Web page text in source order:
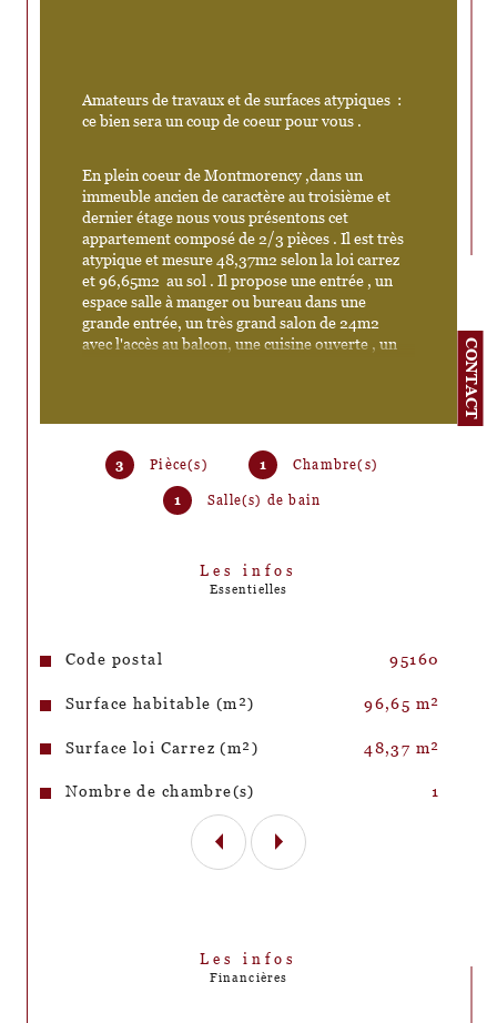
CONTACT
3 Pièce(s) 1 Chambre(s)
1 Salle(s) de bain
Les infos
Essentielles
Caractéristiques Valeurs
Code postal 95160
Surface habitable (m²) 96,65 m²
Surface loi Carrez (m²) 48,37 m²
Nombre de chambre(s) 1
Amateurs de travaux et de surfaces atypiques  :
ce bien sera un coup de coeur pour vous .
En plein coeur de Montmorency ,dans un
immeuble ancien de caractère au troisième et
dernier étage nous vous présentons cet
appartement composé de 2/3 pièces . Il est très
atypique et mesure 48,37m2 selon la loi carrez
et 96,65m2  au sol . Il propose une entrée , un
espace salle à manger ou bureau dans une
grande entrée, un très grand salon de 24m2
avec l'accès au balcon, une cuisine ouverte , un
chambre ( idéal pour des enfants ) dans un
grenier aménagé ( nous tenons debout au centre
mais l'accès nécéssite de se baisser ) , une
grande salle de bain/ wc  avec fenêtre .
Il nécessitera d'importants travaux  (
cuisine et salle de bains à moderniser ) . Le
potentiel est grand :  il est rempli de charme et
Les infos
Financières